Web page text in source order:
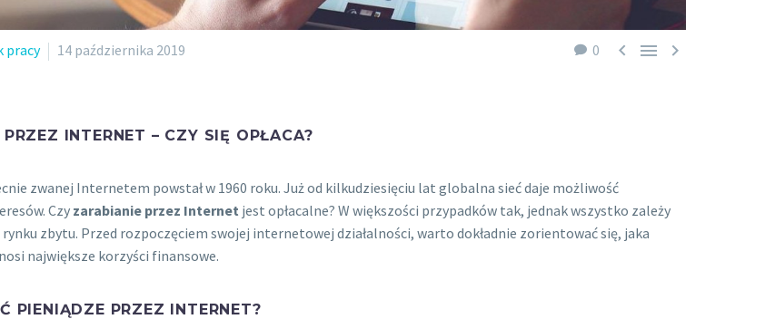
0   
pracy 14 października 2019
INTERNET – CZY SIĘ OPŁACA?
zwanej Internetem powstał w 1960 roku. Już od kilkudziesięciu lat globalna sieć daje możliwość
Czy zarabianie przez Internet jest opłacalne? W większości przypadków tak, jednak wszystko zależy
rynku zbytu. Przed rozpoczęciem swojej internetowej działalności, warto dokładnie zorientować się, jaka
największe korzyści finansowe.
PIENIĄDZE PRZEZ INTERNET?